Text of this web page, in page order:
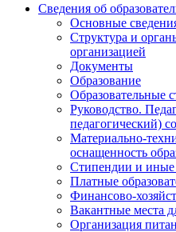
Сведения об
Основные
Структура и
организацией
Документы
Образование
Образовательные
Руководство.
педагогический)
Материально-
оснащенность
Стипендии и иные
Платные
Финансово-
Вакантные места
Организация